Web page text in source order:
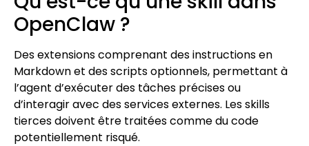
OpenClaw ?
Des extensions comprenant des instructions en
Markdown et des scripts optionnels, permettant à
l’agent d’exécuter des tâches précises ou
d’interagir avec des services externes. Les skills
tierces doivent être traitées comme du code
potentiellement risqué.